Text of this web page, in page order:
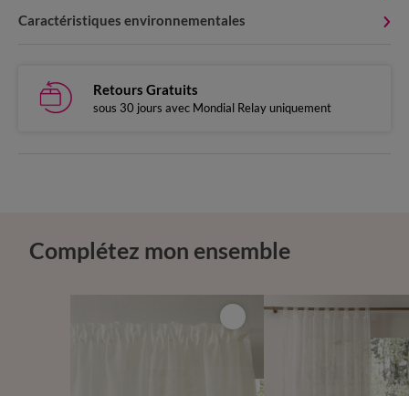
Caractéristiques environnementales
Retours Gratuits
sous 30 jours avec Mondial Relay uniquement
Complétez mon ensemble